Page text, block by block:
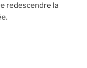
redescendre la